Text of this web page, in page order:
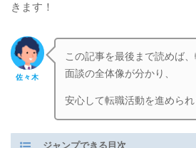
きます！
佐々木
この記事を最後まで読めば
面談の全体像が分かり、
安心して転職活動を進められ
ジャンプできる目次